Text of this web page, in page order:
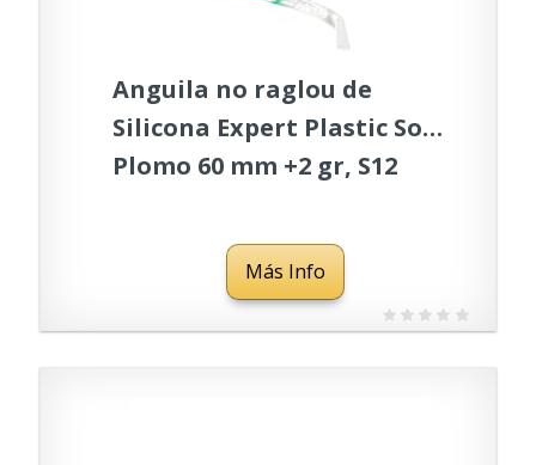
Anguila no raglou de
Silicona Expert Plastic Soft
Plomo 60 mm +2 gr, S12
Más Info